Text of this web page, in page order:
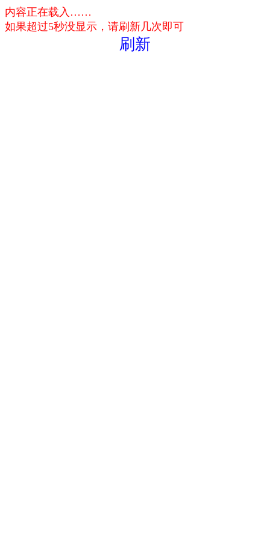
内容正在载入……
如果超过5秒没显示，请刷新几次即可
刷新